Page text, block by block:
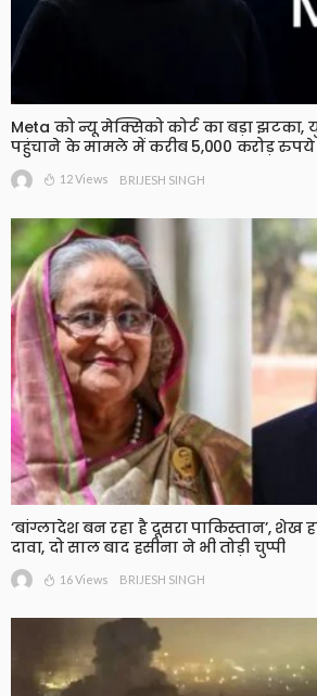
Meta को न्यू मेक्सिको कोर्ट का बड़ा
पहुंचाने के मामले में करीब 5,000 करोड़ रुपये
12 Views BRIJESH SINGH
‘बांग्लादेश बन रहा है दूसरा पाकिस्तान’, शेख
दावा, दो साल बाद हसीना ने भी तोड़ी चुप्पी
16 Views BRIJESH SINGH